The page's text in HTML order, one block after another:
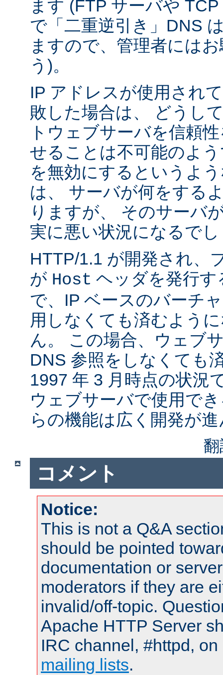
ます (FTP サーバや
で「二重逆引き」DNS
ますので、管理者には
う)。
IP アドレスが使用され
敗した場合は、 どうし
トウェブサーバを信頼
せることは不可能のよ
を無効にするというよ
は、 サーバが何をする
りますが、 そのサーバ
実に悪い状況になるで
HTTP/1.1 が開発され、
が Host ヘッダを発行
で、IP ベースのバーチ
用しなくても済むよう
ん。 この場合、ウェブ
DNS 参照をしなくても
1997 年 3 月時点の状況
ウェブサーバで使用で
らの機能は広く開発が
コメント
Notice:
This is not a Q&A
should be pointed
documentation or
moderators if they are
invalid/off-topic.
Apache HTTP Server
IRC channel, #httpd,
mailing lists.